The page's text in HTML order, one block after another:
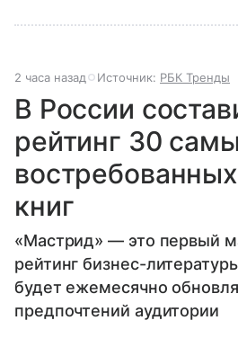
2 часа назад Источник: РБК Тренды
В России
рейтинг 30
книг
«Мастрид» — это первый
рейтинг бизнес-
будет ежемесячно
предпочтений аудитории